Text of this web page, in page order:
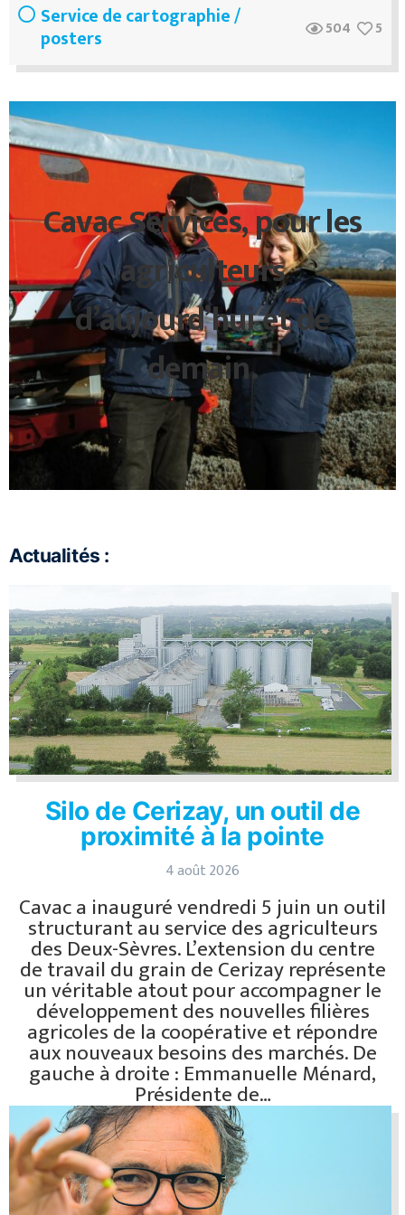
Service de cartographie /
posters 504 5
Cavac Services, pour les
agriculteurs
d’aujourd’hui et de
demain.
Actualités :
Silo de Cerizay, un outil de
proximité à la pointe
4 août 2026
Cavac a inauguré vendredi 5 juin un outil
structurant au service des agriculteurs
des Deux-Sèvres. L’extension du centre
de travail du grain de Cerizay représente
un véritable atout pour accompagner le
développement des nouvelles filières
agricoles de la coopérative et répondre
aux nouveaux besoins des marchés. De
gauche à droite : Emmanuelle Ménard,
Présidente de…